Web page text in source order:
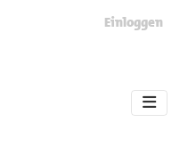
Einloggen